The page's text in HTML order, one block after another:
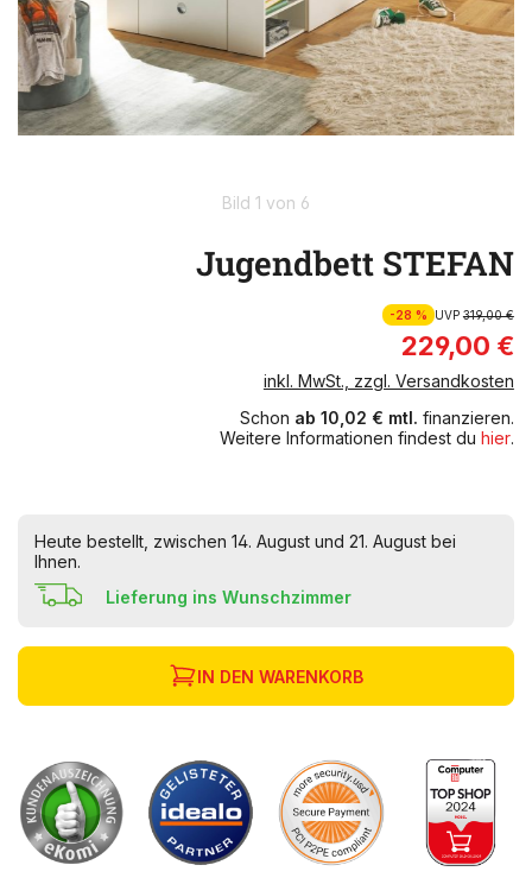
Bild 1 von 6
Jugendbett STEFAN
-28 % UVP319,00 €
229,00 €
inkl. MwSt., zzgl. Versandkosten
Schon ab 10,02 € mtl. finanzieren.
Weitere Informationen findest du hier.
Heute bestellt, zwischen 14. August und 21. August bei
Ihnen.
Lieferung ins Wunschzimmer
IN DEN WARENKORB